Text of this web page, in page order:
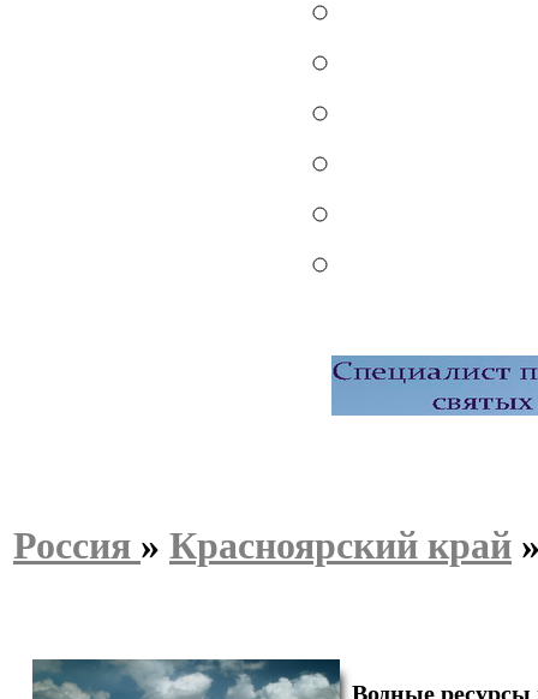
Россия » Красноярский край
Водные ресурсы